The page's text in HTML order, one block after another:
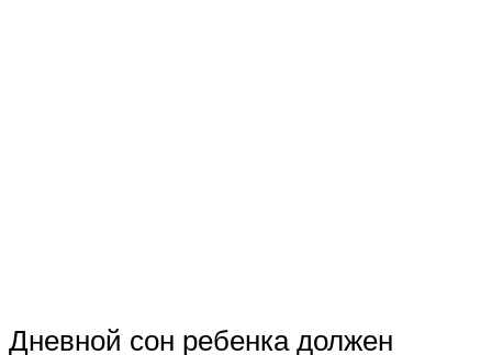
Дневной сон ребенка должен